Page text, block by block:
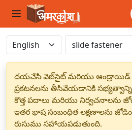
దయచేసి వెబ్‌సైట్ మరియు
ప్రకటనలను తీసివేయడానికి
కొత్త పదాలు మరియు నిర్వచనాలను
ఇతర భాష సంబంధిత లక్షణాలను
రుసుము సహాయపడుతుంది.